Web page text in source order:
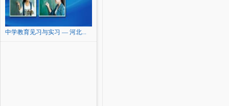
中学教育见习与实习 — 河北...